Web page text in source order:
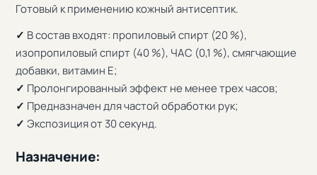
Готовый к применению кожный антисептик.
✓ В состав входят: пропиловый спирт (20 %),
изопропиловый спирт (40 %), ЧАС (0,1 %), смягчающие
добавки, витамин Е;
✓ Пролонгированный эффект не менее трех часов;
✓ Предназначен для частой обработки рук;
✓ Экспозиция от 30 секунд.
Назначение: